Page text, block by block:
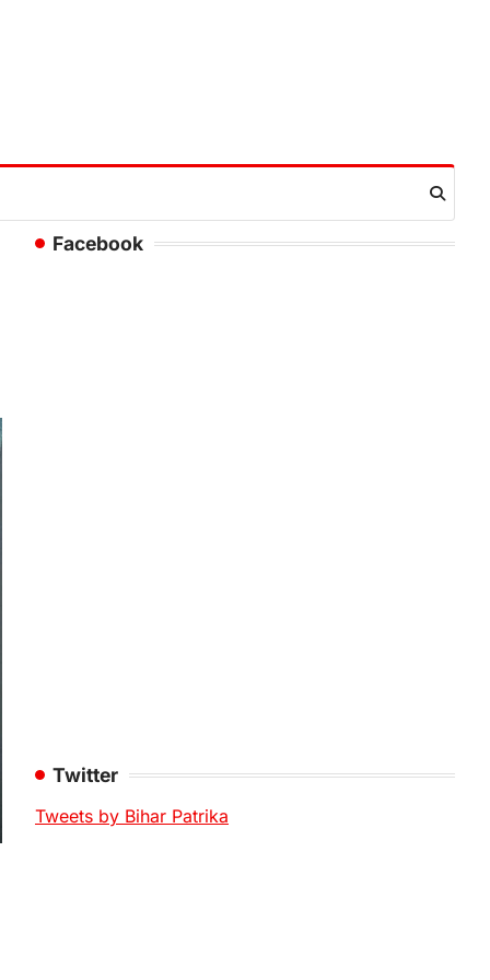
Facebook
Twitter
Tweets by Bihar Patrika